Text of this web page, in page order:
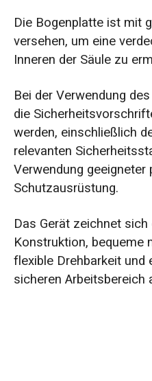
Die Bogenplatte ist mit
versehen, um eine
Inneren der Säule zu
Bei der Verwendung
die
werden, einschließlich
relevanten
Verwendung geeigneter
Schutzausrüstung.
Das Gerät zeichnet
Konstruktion, bequeme
flexible Drehbarkeit und
sicheren Arbeitsbereich